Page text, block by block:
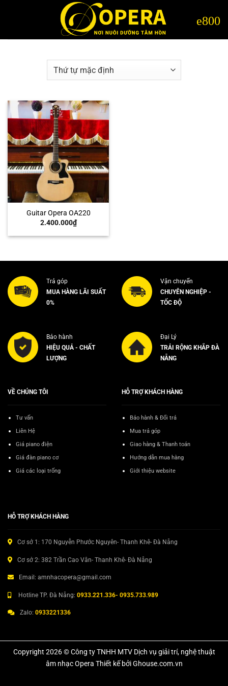
Guitar Opera OA220
2.400.000₫
Trả góp
MUA HÀNG LÃI SUẤT
0%
Vận chuyển
CHUYÊN NGHIỆP -
TỐC ĐỘ
Bảo hành
HIỆU QUẢ - CHẤT
LƯỢNG
Đại Lý
TRẢI RỘNG KHẮP ĐÀ
NẴNG
VỀ CHÚNG TÔI
Tư vấn
Liên Hệ
Giá piano điện
Giá đàn piano cơ
Giá các loại trống
HỖ TRỢ KHÁCH HÀNG
Bảo hành & Đổi trả
Mua trả góp
Giao hàng & Thanh toán
Hướng dẫn mua hàng
Giới thiệu website
HỖ TRỢ KHÁCH HÀNG
Cơ sở 1: 170 Nguyễn Phước Nguyên- Thanh Khê- Đà Nẵng
Cơ sở 2: 382 Trần Cao Vân- Thanh Khê- Đà Nẵng
Email: amnhacopera@gmail.com
Hotline TP. Đà Nẵng: 0933.221.336- 0935.733.989
Zalo: 0933221336
Copyright 2026 © Công ty TNHH MTV Dịch vụ giải trí, nghệ thuật
âm nhạc Opera Thiết kế bởi Ghouse.com.vn